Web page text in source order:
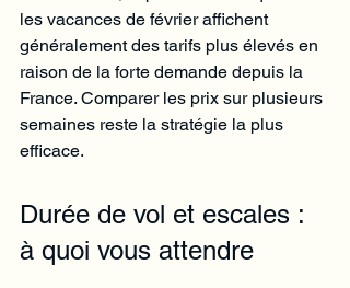
les vacances de février affichent
généralement des tarifs plus élevés en
raison de la forte demande depuis la
France. Comparer les prix sur plusieurs
semaines reste la stratégie la plus
efficace.
Durée de vol et escales :
à quoi vous attendre